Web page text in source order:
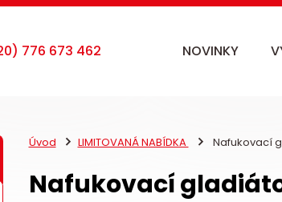
NOVINKY
Úvod LIMITOVANÁ NABÍDKA Nafukovací
Nafukovací